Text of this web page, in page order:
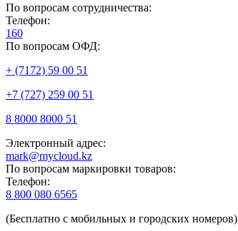
По вопросам сотрудничества:
Телефон:
160
По вопросам ОФД:
+ (7172) 59 00 51
+7 (727) 259 00 51
8 8000 8000 51
Электронный адрес:
mark@mycloud.kz
По вопросам маркировки товаров:
Телефон:
8 800 080 6565
(Бесплатно с мобильных и городских номеров)